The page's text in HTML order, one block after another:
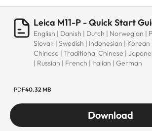
Leica M11-P - Quick Start
English | Danish | Dutch | Norwegian |
Slovak | Swedish | Indonesian |
Chinese | Traditional Chinese |
| Russian | French | Italian | German
PDF40.32 MB
Download